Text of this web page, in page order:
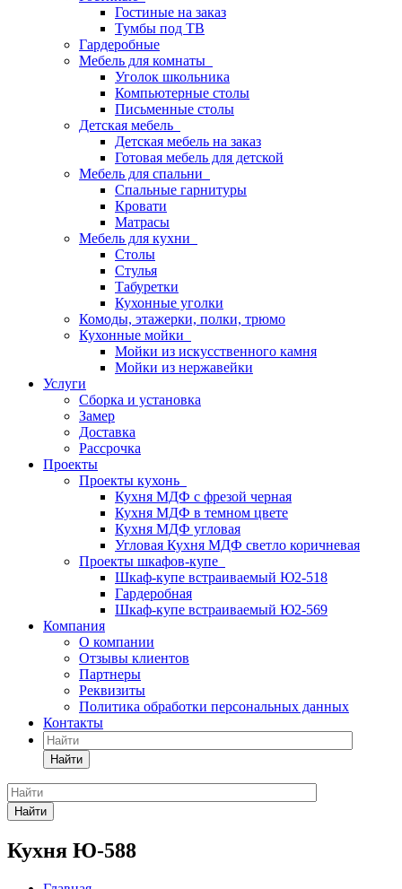
Гостиные на заказ
Тумбы под ТВ
Гардеробные
Мебель для комнаты
Уголок школьника
Компьютерные столы
Письменные столы
Детская мебель
Детская мебель на заказ
Готовая мебель для детской
Мебель для спальни
Спальные гарнитуры
Кровати
Матрасы
Мебель для кухни
Столы
Стулья
Табуретки
Кухонные уголки
Комоды, этажерки, полки, трюмо
Кухонные мойки
Мойки из искусственного камня
Мойки из нержавейки
Услуги
Сборка и установка
Замер
Доставка
Рассрочка
Проекты
Проекты кухонь
Кухня МДФ с фрезой черная
Кухня МДФ в темном цвете
Кухня МДФ угловая
Угловая Кухня МДФ светло коричневая
Проекты шкафов-купе
Шкаф-купе встраиваемый Ю2-518
Гардеробная
Шкаф-купе встраиваемый Ю2-569
Компания
О компании
Отзывы клиентов
Партнеры
Реквизиты
Политика обработки персональных данных
Контакты
Найти
Найти
Кухня Ю-588